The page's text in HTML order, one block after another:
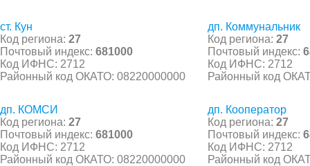
ст. Кун
Код региона: 27
Почтовый индекс: 681000
Код ИФНС: 2712
Районный код ОКАТО: 08220000000
дп. Коммунальник
Код региона: 27
Почтовый индекс:
Код ИФНС: 2712
Районный код
дп. КОМСИ
Код региона: 27
Почтовый индекс: 681000
Код ИФНС: 2712
Районный код ОКАТО: 08220000000
дп. Кооператор
Код региона: 27
Почтовый индекс:
Код ИФНС: 2712
Районный код